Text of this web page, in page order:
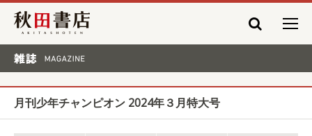
秋田書店
月刊少年チャンピオン 2024年３月特大号